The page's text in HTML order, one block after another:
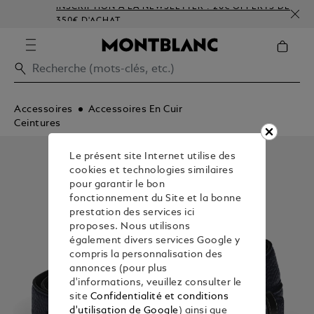
INSCRIPTION À LA NEWSLETTER : 20€ OFFERTS DÈS
350€ D'ACHAT
Accessoires
Accessoires En Cuir
Ceintures
Le présent site Internet utilise des
cookies et technologies similaires
pour garantir le bon
fonctionnement du Site et la bonne
prestation des services ici
proposes. Nous utilisons
également divers services Google y
compris la personnalisation des
annonces (pour plus
d'informations, veuillez consulter le
site Confidentialité et conditions
d'utilisation de Google) ainsi que